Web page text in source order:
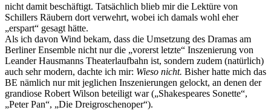
nicht damit beschäftigt. Tatsächlich blieb mir die Lektüre von
Schillers Räubern dort verwehrt, wobei ich damals wohl eher
„erspart“ gesagt hätte.
Als ich davon Wind bekam, dass die Umsetzung des Dramas am
Berliner Ensemble nicht nur die „vorerst letzte“ Inszenierung von
Leander Hausmanns Theaterlaufbahn ist, sondern zudem (natürlich)
auch sehr modern, dachte ich mir: Wieso nicht. Bisher hatte mich das
BE nämlich nur mit jeglichen Inszenierungen gelockt, an denen der
grandiose Robert Wilson beteiligt war („Shakespeares Sonette“,
„Peter Pan“, „Die Dreigroschenoper“).